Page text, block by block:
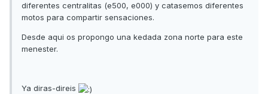
diferentes centralitas (e500, e000) y catasemos diferentes
motos para compartir sensaciones.
Desde aqui os propongo una kedada zona norte para este
menester.
Ya diras-direis